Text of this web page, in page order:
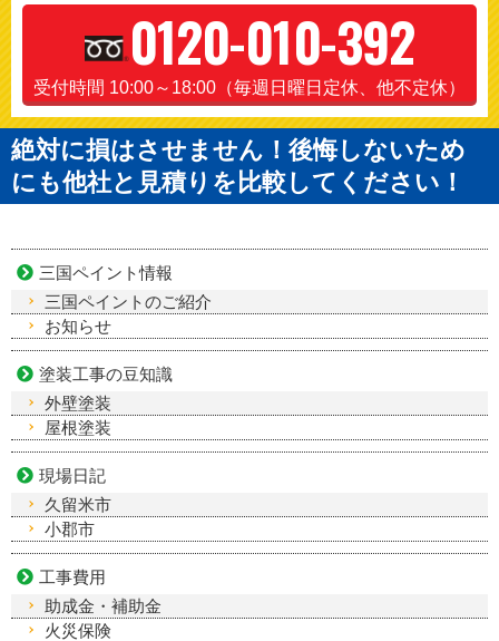
0120-010-392
受付時間 10:00～18:00（毎週日曜日定休、他不定休）
絶対に損はさせません！後悔しないため
にも他社と見積りを比較してください！
三国ペイント情報
三国ペイントのご紹介
お知らせ
塗装工事の豆知識
外壁塗装
屋根塗装
現場日記
久留米市
小郡市
工事費用
助成金・補助金
火災保険